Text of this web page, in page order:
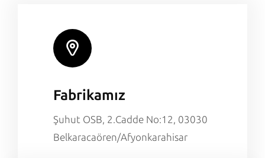
Fabrikamız
Şuhut OSB, 2.Cadde No:12, 03030
Belkaracaören/Afyonkarahisar